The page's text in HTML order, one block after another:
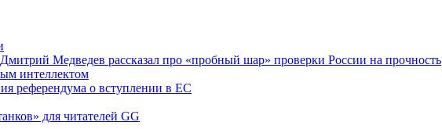
Медведев рассказал про «пробный шар» проверки России на прочность
интеллектом
референдума о вступлении в ЕС
для читателей GG